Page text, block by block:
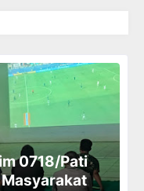
0718/Pati